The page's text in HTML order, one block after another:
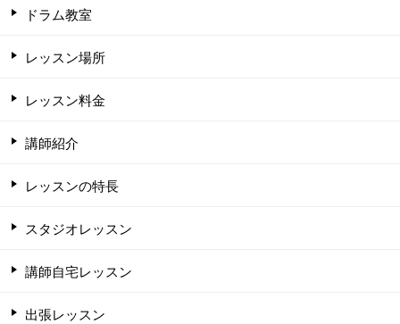
ドラム教室
レッスン場所
レッスン料金
講師紹介
レッスンの特長
スタジオレッスン
講師自宅レッスン
出張レッスン